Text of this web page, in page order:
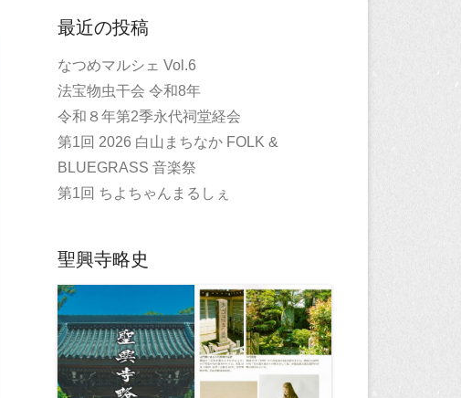
最近の投稿
なつめマルシェ Vol.6
法宝物虫干会 令和8年
令和８年第2季永代祠堂経会
第1回 2026 白山まちなか FOLK &
BLUEGRASS 音楽祭
第1回 ちよちゃんまるしぇ
聖興寺略史